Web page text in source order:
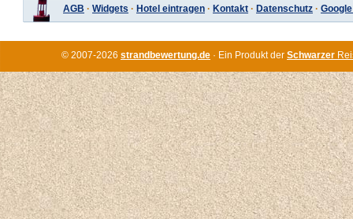
AGB · Widgets · Hotel eintragen · Kontakt · Datenschutz ·
© 2007-2026 strandbewertung.de · Ein Produkt der Schwarzer